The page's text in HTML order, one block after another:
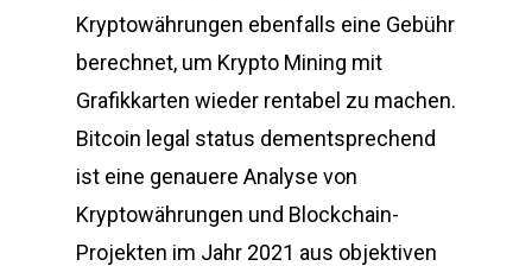
Kryptowährungen ebenfalls eine Gebühr
berechnet, um Krypto Mining mit
Grafikkarten wieder rentabel zu machen.
Bitcoin legal status dementsprechend
ist eine genauere Analyse von
Kryptowährungen und Blockchain-
Projekten im Jahr 2021 aus objektiven